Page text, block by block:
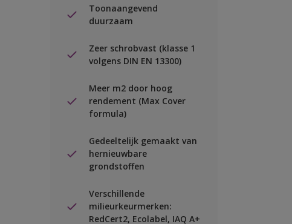
Toonaangevend
duurzaam
Zeer schrobvast (klasse 1
volgens DIN EN 13300)
Meer m2 door hoog
rendement (Max Cover
formula)
Gedeeltelijk gemaakt van
hernieuwbare
grondstoffen
Verschillende
milieurkeurmerken:
RedCert2, Ecolabel, IAQ A+